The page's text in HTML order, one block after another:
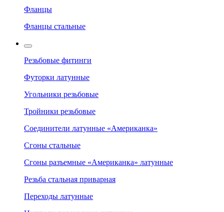
Фланцы
Фланцы стальные
Резьбовые фитинги
Футорки латунные
Угольники резьбовые
Тройники резьбовые
Соединители латунные «Американка»
Сгоны стальные
Сгоны разъемные «Американка» латунные
Резьба стальная приварная
Переходы латунные